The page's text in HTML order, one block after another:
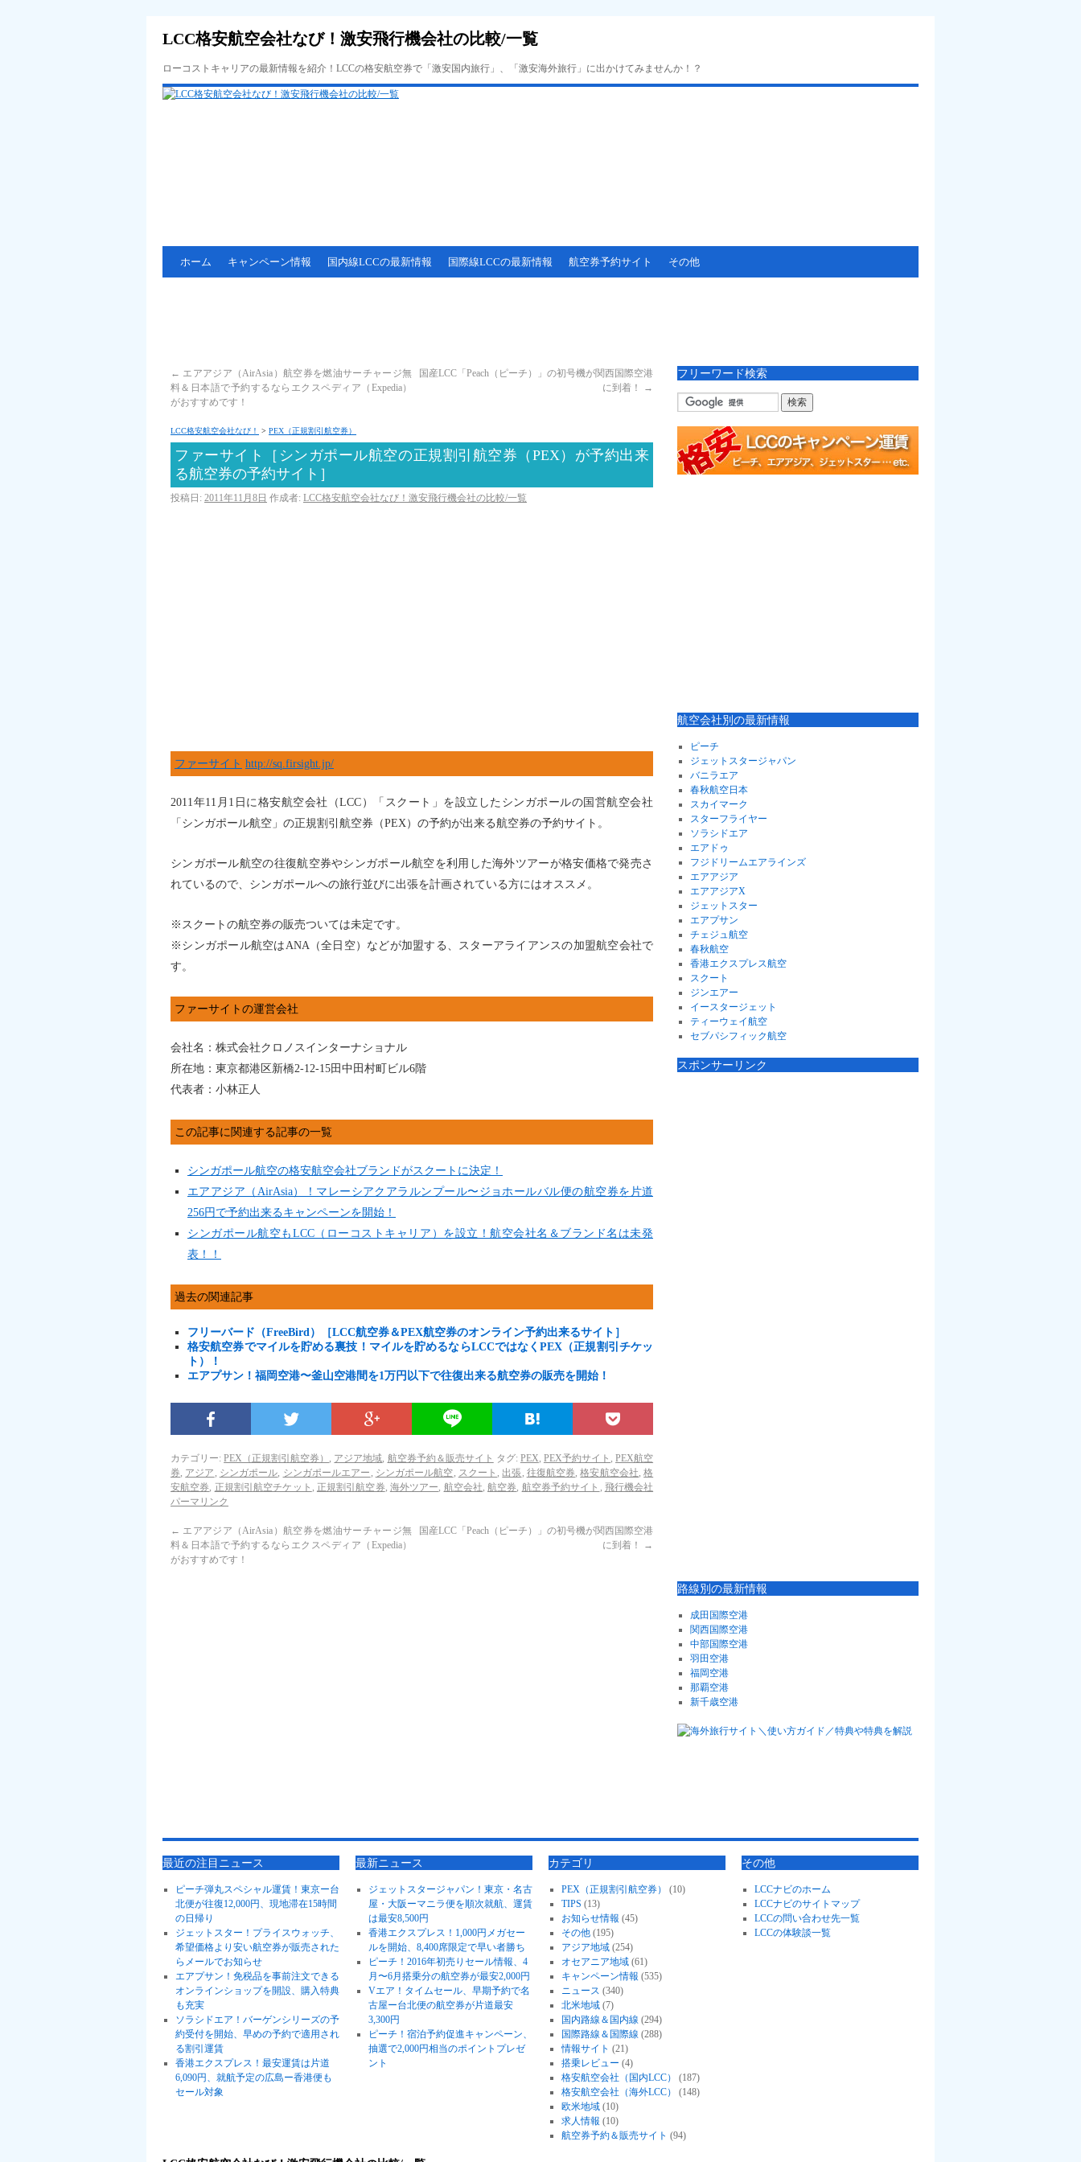
LCC格安航空会社なび！激安飛行機会社の比較/一覧
ローコストキャリアの最新情報を紹介！LCCの格安航空券で「激安国内旅行」、「激安海外旅行」に出かけてみませんか！？
ホーム キャンペーン情報 国内線LCCの最新情報 国際線LCCの最新情報 航空券予約サイト その他
← エアアジア（AirAsia）航空券を燃油サーチャージ無
料＆日本語で予約するならエクスペディア（Expedia）
がおすすめです！
国産LCC「Peach（ピーチ）」の初号機が関西国際空港
に到着！
→
LCC格安航空会社なび！ > PEX（正規割引航空券）
ファーサイト［シンガポール航空の正規割引航空券（PEX）が予約出来
る航空券の予約サイト］
投稿日: 2011年11月8日 作成者: LCC格安航空会社なび！激安飛行機会社の比較/一覧
ファーサイト http://sq.firsight.jp/
2011年11月1日に格安航空会社（LCC）「スクート」を設立したシンガポールの国営航空会社
「シンガポール航空」の正規割引航空券（PEX）の予約が出来る航空券の予約サイト。
シンガポール航空の往復航空券やシンガポール航空を利用した海外ツアーが格安価格で発売さ
れているので、シンガポールへの旅行並びに出張を計画されている方にはオススメ。
※スクートの航空券の販売ついては未定です。
※シンガポール航空はANA（全日空）などが加盟する、スターアライアンスの加盟航空会社で
す。
ファーサイトの運営会社
会社名：株式会社クロノスインターナショナル
所在地：東京都港区新橋2-12-15田中田村町ビル6階
代表者：小林正人
この記事に関連する記事の一覧
シンガポール航空の格安航空会社ブランドがスクートに決定！
エアアジア（AirAsia）！マレーシアクアラルンプール〜ジョホールバル便の航空券を片道
256円で予約出来るキャンペーンを開始！
シンガポール航空もLCC（ローコストキャリア）を設立！航空会社名＆ブランド名は未発
表！！
過去の関連記事
フリーバード（FreeBird）［LCC航空券＆PEX航空券のオンライン予約出来るサイト］
格安航空券でマイルを貯める裏技！マイルを貯めるならLCCではなくPEX（正規割引チケッ
ト）！
エアプサン！福岡空港〜釜山空港間を1万円以下で往復出来る航空券の販売を開始！
カテゴリー:PEX（正規割引航空券） , アジア地域, 航空券予約＆販売サイト タグ: PEX, PEX予約サイト ,PEX航空
券, アジア , シンガポール, シンガポールエアー , シンガポール航空, スクート ,出張 , 往復航空券,格安航空会社,格
安航空券, 正規割引航空チケット , 正規割引航空券, 海外ツアー, 航空会社,航空券, 航空券予約サイト , 飛行機会社
パーマリンク
← エアアジア（AirAsia）航空券を燃油サーチャージ無
料＆日本語で予約するならエクスペディア（Expedia）
がおすすめです！
国産LCC「Peach（ピーチ）」の初号機が関西国際空港
に到着！
→
フリーワード検索
航空会社別の最新情報
ピーチ
ジェットスタージャパン
バニラエア
春秋航空日本
スカイマーク
スターフライヤー
ソラシドエア
エアドゥ
フジドリームエアラインズ
エアアジア
エアアジアX
ジェットスター
エアプサン
チェジュ航空
春秋航空
香港エクスプレス航空
スクート
ジンエアー
イースタージェット
ティーウェイ航空
セブパシフィック航空
スポンサーリンク
路線別の最新情報
成田国際空港
関西国際空港
中部国際空港
羽田空港
福岡空港
那覇空港
新千歳空港
最近の注目ニュース
ピーチ弾丸スペシャル運賃！東京ー台
北便が往復12,000円、現地滞在15時間
の日帰り
ジェットスター！プライスウォッチ、
希望価格より安い航空券が販売された
らメールでお知らせ
エアプサン！免税品を事前注文できる
オンラインショップを開設、購入特典
も充実
ソラシドエア！バーゲンシリーズの予
約受付を開始、早めの予約で適用され
る割引運賃
香港エクスプレス！最安運賃は片道
6,090円、就航予定の広島ー香港便も
セール対象
最新ニュース
ジェットスタージャパン！東京・名古
屋・大阪ーマニラ便を順次就航、運賃
は最安8,500円
香港エクスプレス！1,000円メガセー
ルを開始、8,400席限定で早い者勝ち
ピーチ！2016年初売りセール情報、4
月〜6月搭乗分の航空券が最安2,000円
Vエア！タイムセール、早期予約で名
古屋ー台北便の航空券が片道最安
3,300円
ピーチ！宿泊予約促進キャンペーン、
抽選で2,000円相当のポイントプレゼ
ント
カテゴリ
PEX（正規割引航空券）
(10)
TIPS (13)
お知らせ情報 (45)
その他(195)
アジア地域(254)
オセアニア地域(61)
キャンペーン情報 (535)
ニュース (340)
北米地域(7)
国内路線＆国内線 (294)
国際路線＆国際線 (288)
情報サイト (21)
搭乗レビュー (4)
格安航空会社（国内LCC）
(187)
格安航空会社（海外LCC）
(148)
欧米地域(10)
求人情報 (10)
航空券予約＆販売サイト (94)
その他
LCCナビのホーム
LCCナビのサイトマップ
LCCの問い合わせ先一覧
LCCの体験談一覧